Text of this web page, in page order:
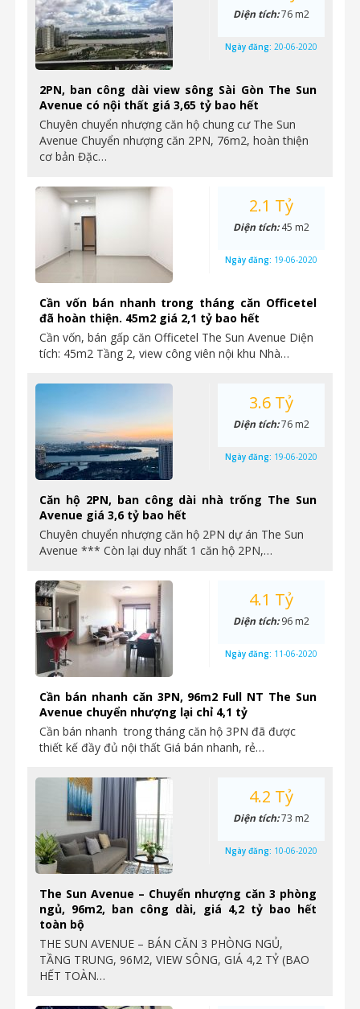
2PN, ban công dài view sông Sài Gòn The Sun
Avenue có nội thất giá 3,65 tỷ bao hết
Chuyên chuyển nhượng căn hộ chung cư The Sun
Avenue Chuyển nhượng căn 2PN, 76m2, hoàn thiện
cơ bản Đặc…
Diện tích:76 m2
Ngày đăng: 20-06-2020
Cần vốn bán nhanh trong tháng căn Officetel
đã hoàn thiện. 45m2 giá 2,1 tỷ bao hết
Cần vốn, bán gấp căn Officetel The Sun Avenue Diện
tích: 45m2 Tầng 2, view công viên nội khu Nhà…
2.1 Tỷ
Diện tích:45 m2
Ngày đăng: 19-06-2020
Căn hộ 2PN, ban công dài nhà trống The Sun
Avenue giá 3,6 tỷ bao hết
Chuyên chuyển nhượng căn hộ 2PN dự án The Sun
Avenue *** Còn lại duy nhất 1 căn hộ 2PN,…
3.6 Tỷ
Diện tích:76 m2
Ngày đăng: 19-06-2020
Cần bán nhanh căn 3PN, 96m2 Full NT The Sun
Avenue chuyển nhượng lại chỉ 4,1 tỷ
Cần bán nhanh trong tháng căn hộ 3PN đã được
thiết kế đầy đủ nội thất Giá bán nhanh, rẻ…
4.1 Tỷ
Diện tích:96 m2
Ngày đăng: 11-06-2020
The Sun Avenue – Chuyển nhượng căn 3 phòng
ngủ, 96m2, ban công dài, giá 4,2 tỷ bao hết
toàn bộ
THE SUN AVENUE – BÁN CĂN 3 PHÒNG NGỦ,
TẦNG TRUNG, 96M2, VIEW SÔNG, GIÁ 4,2 TỶ (BAO
HẾT TOÀN…
4.2 Tỷ
Diện tích:73 m2
Ngày đăng: 10-06-2020